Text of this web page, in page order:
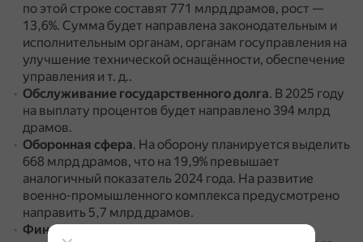
по этой строке составят 771 млрд драмов, рост —
13,6%. Сумма будет направлена законодательным и
исполнительным органам, органам госуправления на
улучшение технической оснащённости, обеспечение
управления и т. д..
Обслуживание государственного долга. В 2025 году
на выплату процентов будет направлено 394 млрд
драмов.
Оборонная сфера. На оборону планируется выделить
668 млрд драмов, что на 19,9% превышает
аналогичный показатель 2024 года. На развитие
военно-промышленного комплекса предусмотрено
направить 5,7 млрд драмов.
Финансирование Министерства образования,